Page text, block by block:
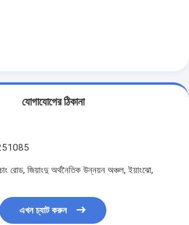
যোগাযোগের ঠিকানা
রোড, জিয়াংদু অর্থনৈতিক উন্নয়ন অঞ্চল, ইয়াংঝো,
এখন চ্যাট করুন